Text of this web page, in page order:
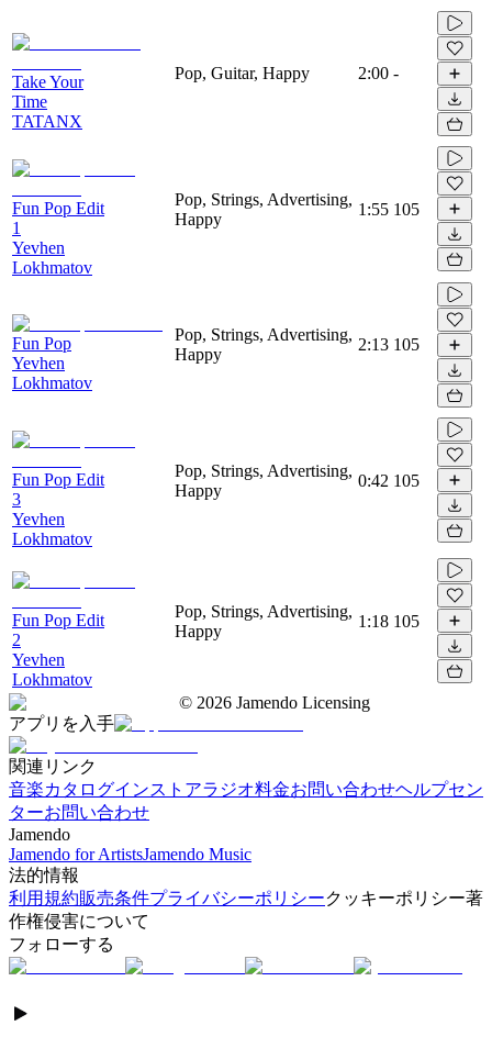
Take Your
Time
TATANX
Pop, Guitar, Happy 2:00 -
Fun Pop Edit
1
Yevhen
Lokhmatov
Pop, Strings, Advertising,
Happy
1:55 105
Fun Pop
Yevhen
Lokhmatov
Pop, Strings, Advertising,
Happy
2:13 105
Fun Pop Edit
3
Yevhen
Lokhmatov
Pop, Strings, Advertising,
Happy
0:42 105
Fun Pop Edit
2
Yevhen
Lokhmatov
Pop, Strings, Advertising,
Happy
1:18 105
© 2026 Jamendo Licensing
アプリを入手
関連リンク
音楽カタログインストアラジオ料金お問い合わせヘルプセン
ターお問い合わせ
Jamendo
Jamendo for ArtistsJamendo Music
法的情報
利用規約販売条件プライバシーポリシークッキーポリシー著
作権侵害について
フォローする